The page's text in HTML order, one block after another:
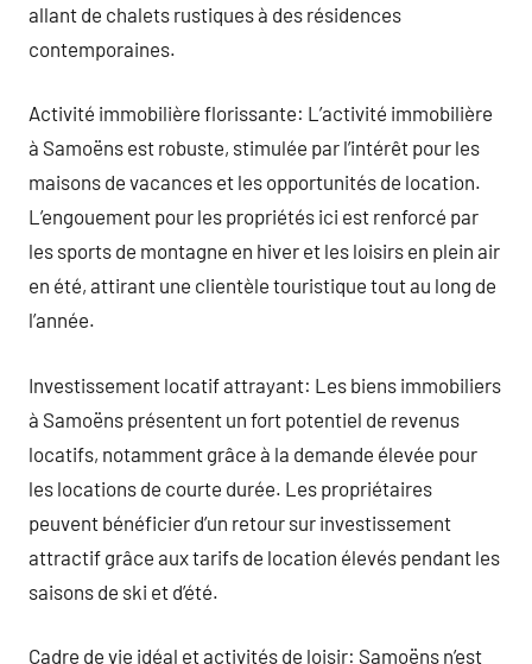
allant de chalets rustiques à des résidences
contemporaines.
Activité immobilière florissante: L’activité immobilière
à Samoëns est robuste, stimulée par l’intérêt pour les
maisons de vacances et les opportunités de location.
L’engouement pour les propriétés ici est renforcé par
les sports de montagne en hiver et les loisirs en plein air
en été, attirant une clientèle touristique tout au long de
l’année.
Investissement locatif attrayant: Les biens immobiliers
à Samoëns présentent un fort potentiel de revenus
locatifs, notamment grâce à la demande élevée pour
les locations de courte durée. Les propriétaires
peuvent bénéficier d’un retour sur investissement
attractif grâce aux tarifs de location élevés pendant les
saisons de ski et d’été.
Cadre de vie idéal et activités de loisir: Samoëns n’est